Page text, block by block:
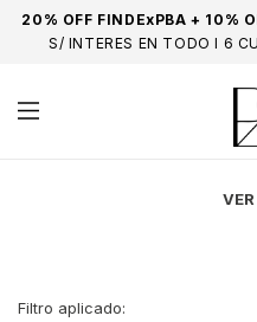
20% OFF FINDExPBA + 10%
S/ INTERES EN TODO I 6
Filtro aplicado: